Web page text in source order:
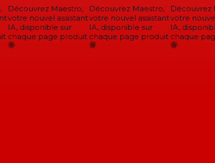
Découvrez Maestro,
votre nouvel assistant
IA, disponible sur
chaque page produit
Découvrez Maestro,
votre nouvel assistant
IA, disponible sur
chaque page produit
Découvrez
votre nouvel
IA,
chaque